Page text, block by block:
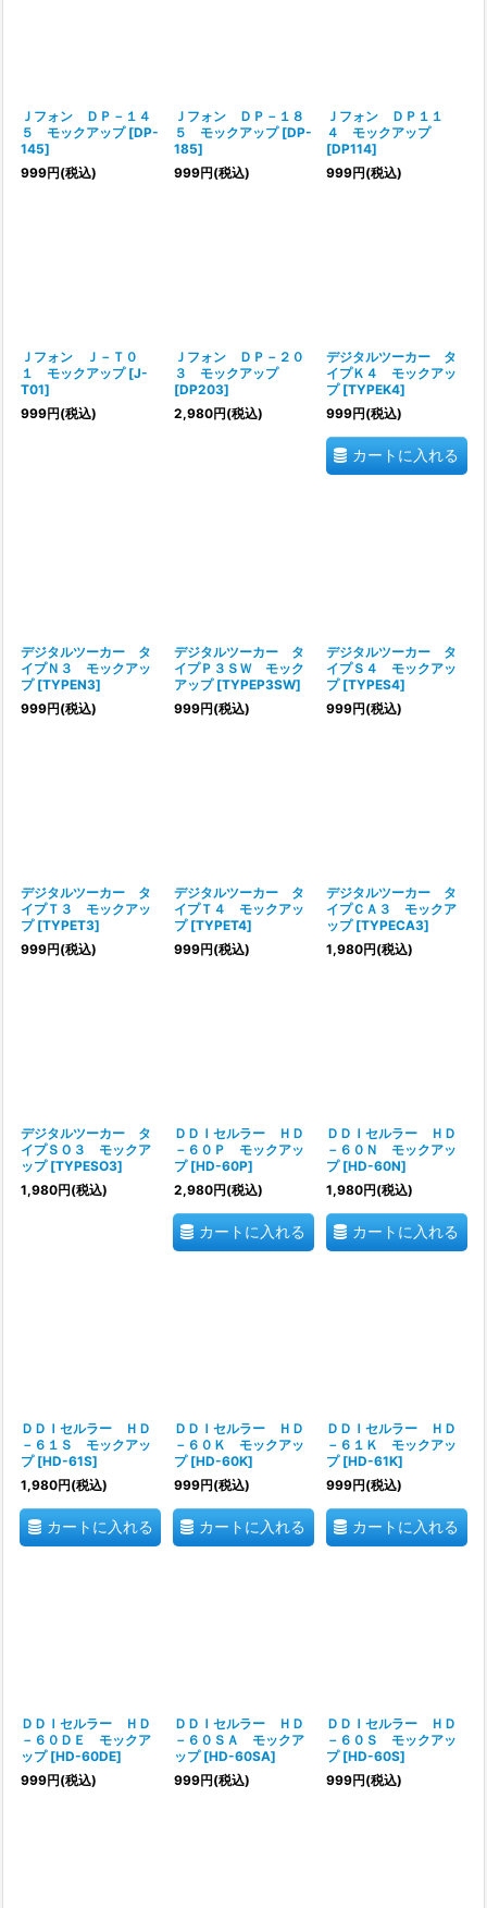
Ｊフォン ＤＰ－１４
５ モックアップ [DP-
145]
999円(税込)
Ｊフォン ＤＰ－１８
５ モックアップ [DP-
185]
999円(税込)
Ｊフォン ＤＰ１１
４ モックアップ
[DP114]
999円(税込)
Ｊフォン Ｊ－Ｔ０
１ モックアップ [J-
T01]
999円(税込)
Ｊフォン ＤＰ－２０
３ モックアップ
[DP203]
2,980円(税込)
デジタルツーカー タ
イプＫ４ モックアッ
プ [TYPEK4]
999円(税込)
カートに入れる
デジタルツーカー タ
イプＮ３ モックアッ
プ [TYPEN3]
999円(税込)
デジタルツーカー タ
イプＰ３ＳＷ モック
アップ [TYPEP3SW]
999円(税込)
デジタルツーカー タ
イプＳ４ モックアッ
プ [TYPES4]
999円(税込)
デジタルツーカー タ
イプＴ３ モックアッ
プ [TYPET3]
999円(税込)
デジタルツーカー タ
イプＴ４ モックアッ
プ [TYPET4]
999円(税込)
デジタルツーカー タ
イプＣＡ３ モックア
ップ [TYPECA3]
1,980円(税込)
デジタルツーカー タ
イプＳＯ３ モックア
ップ [TYPESO3]
1,980円(税込)
ＤＤＩセルラー ＨＤ
－６０Ｐ モックアッ
プ [HD-60P]
2,980円(税込)
カートに入れる
ＤＤＩセルラー ＨＤ
－６０Ｎ モックアッ
プ [HD-60N]
1,980円(税込)
カートに入れる
ＤＤＩセルラー ＨＤ
－６１Ｓ モックアッ
プ [HD-61S]
1,980円(税込)
カートに入れる
ＤＤＩセルラー ＨＤ
－６０Ｋ モックアッ
プ [HD-60K]
999円(税込)
カートに入れる
ＤＤＩセルラー ＨＤ
－６１Ｋ モックアッ
プ [HD-61K]
999円(税込)
カートに入れる
ＤＤＩセルラー ＨＤ
－６０ＤＥ モックア
ップ [HD-60DE]
999円(税込)
ＤＤＩセルラー ＨＤ
－６０ＳＡ モックア
ップ [HD-60SA]
999円(税込)
ＤＤＩセルラー ＨＤ
－６０Ｓ モックアッ
プ [HD-60S]
999円(税込)